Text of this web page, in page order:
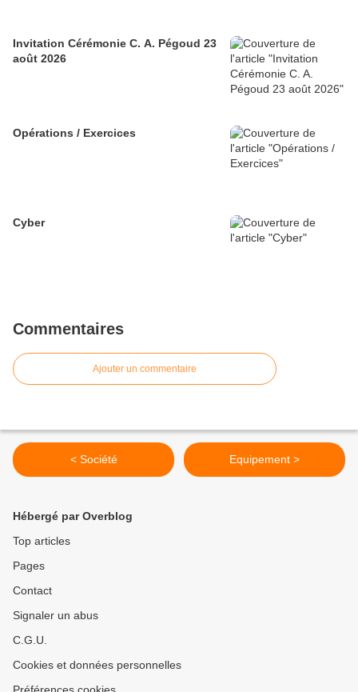
Invitation Cérémonie C. A. Pégoud 23
août 2026
Opérations / Exercices
Cyber
Commentaires
Ajouter un commentaire
< Société Equipement >
Hébergé par Overblog
Top articles
Pages
Contact
Signaler un abus
C.G.U.
Cookies et données personnelles